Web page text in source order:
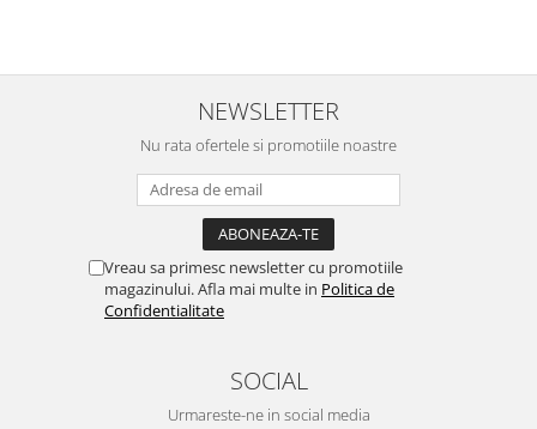
NEWSLETTER
Nu rata ofertele si promotiile noastre
Vreau sa primesc newsletter cu promotiile
magazinului. Afla mai multe in Politica de
Confidentialitate
SOCIAL
Urmareste-ne in social media